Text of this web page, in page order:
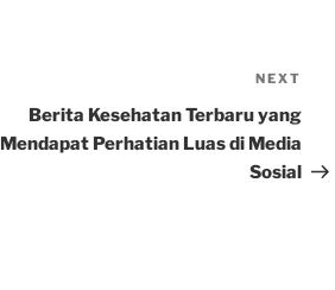
Post
NEXT
Berita Kesehatan Terbaru yang
Mendapat Perhatian Luas di Media
Sosial